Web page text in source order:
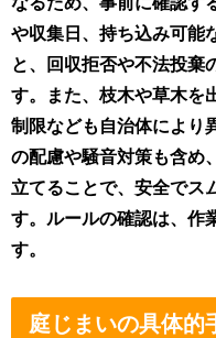
や収集日、持ち込み可能
と、回収拒否や不法投棄
す。また、枝木や草木を
制限なども自治体により
の配慮や騒音対策も含め
立てることで、安全でス
す。ルールの確認は、作
す。
庭じまいの具体的